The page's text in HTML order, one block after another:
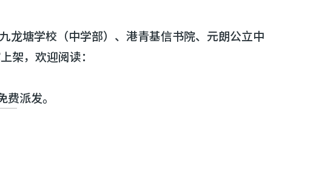
龙塘学校（中学部）、港青基信书院、元朗公立中
架，欢迎阅读：
派发。